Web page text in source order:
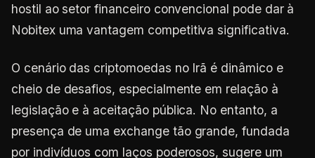
hostil ao setor financeiro convencional pode dar à
Nobitex uma vantagem competitiva significativa.
O cenário das criptomoedas no Irã é dinâmico e
cheio de desafios, especialmente em relação à
legislação e à aceitação pública. No entanto, a
presença de uma exchange tão grande, fundada
por indivíduos com laços poderosos, sugere um